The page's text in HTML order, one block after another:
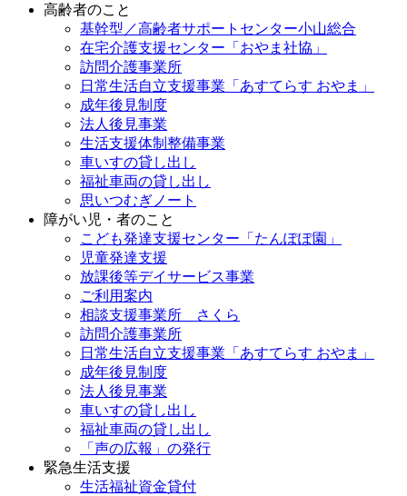
高齢者のこと
基幹型／高齢者サポートセンター小山総合
在宅介護支援センター「おやま社協」
訪問介護事業所
日常生活自立支援事業「あすてらす おやま」
成年後見制度
法人後見事業
生活支援体制整備事業
車いすの貸し出し
福祉車両の貸し出し
思いつむぎノート
障がい児・者のこと
こども発達支援センター「たんぽぽ園」
児童発達支援
放課後等デイサービス事業
ご利用案内
相談支援事業所 さくら
訪問介護事業所
日常生活自立支援事業「あすてらす おやま」
成年後見制度
法人後見事業
車いすの貸し出し
福祉車両の貸し出し
「声の広報」の発行
緊急生活支援
生活福祉資金貸付